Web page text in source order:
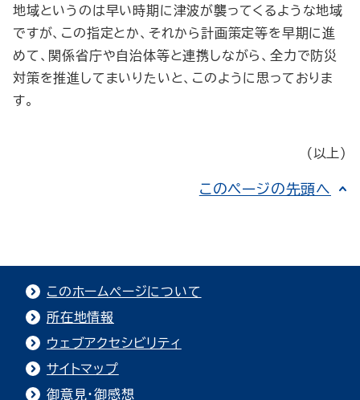
地域というのは早い時期に津波が襲ってくるような地域
ですが、この指定とか、それから計画策定等を早期に進
めて、関係省庁や自治体等と連携しながら、全力で防災
対策を推進してまいりたいと、このように思っておりま
す。
（以上）
このページの先頭へ
このホームページについて
所在地情報
ウェブアクセシビリティ
サイトマップ
御意見・御感想